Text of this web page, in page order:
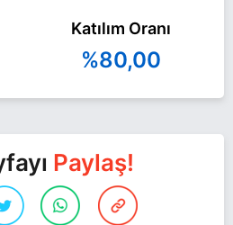
Katılım Oranı
%80,00
Paylaş!